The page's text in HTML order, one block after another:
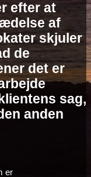
efter at
af
skjuler
de
det er
sag,
anden